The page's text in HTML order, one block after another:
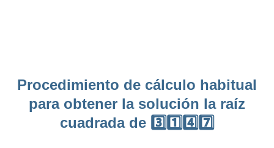
Procedimiento de cálculo habitual
para obtener la solución la raíz
cuadrada de 3️⃣1️⃣4️⃣7️⃣